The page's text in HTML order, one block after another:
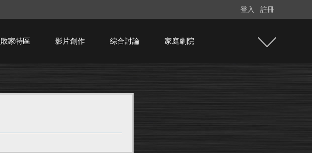
登入 註冊
敗家特區 影片創作 綜合討論 家庭劇院